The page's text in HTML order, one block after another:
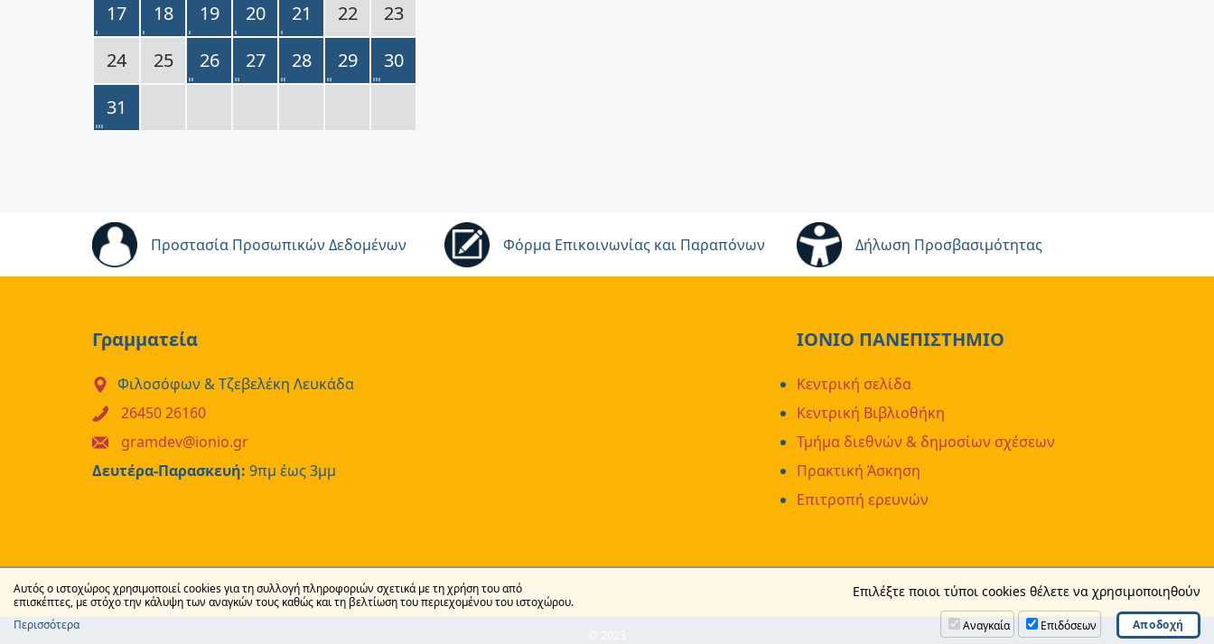
17
18 19 20 21 22
23
24
25 26 27 28 29
30
31
Προστασία Προσωπικών Δεδομένων Φόρμα Επικοινωνίας και Παραπόνων Δήλωση Προσβασιμότητας
Γραμματεία
Φιλοσόφων & Τζεβελέκη Λευκάδα
26450 26160
gramdev@ionio.gr
Δευτέρα-Παρασκευή: 9πμ έως 3μμ
ΙΟΝΙΟ ΠΑΝΕΠΙΣΤΗΜΙΟ
Κεντρική σελίδα
Κεντρική Βιβλιοθήκη
Τμήμα διεθνών & δημοσίων σχέσεων
Πρακτική Άσκηση
Επιτροπή ερευνών
Αυτός ο ιστοχώρος χρησιμοποιεί cookies για τη συλλογή πληροφοριών σχετικά με τη χρήση του από
επισκέπτες, με στόχο την κάλυψη των αναγκών τους καθώς και τη βελτίωση του περιεχομένου του ιστοχώρου.
Περισσότερα
Επιλέξτε ποιοι τύποι cookies θέλετε να χρησιμοποιηθούν
Αναγκαία Επιδόσεων